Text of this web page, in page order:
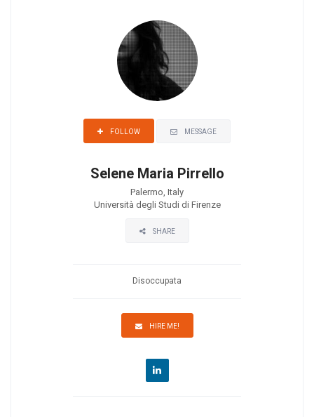
FOLLOW MESSAGE
Selene Maria Pirrello
Palermo, Italy
Università degli Studi di Firenze
SHARE
Disoccupata
HIRE ME!